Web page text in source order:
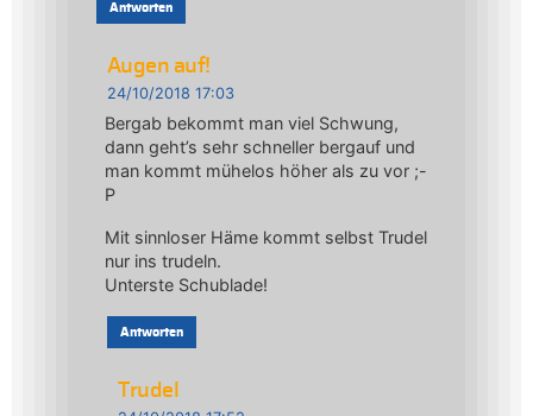
Antworten
Augen auf!
24/10/2018 17:03
Bergab bekommt man viel Schwung,
dann geht’s sehr schneller bergauf und
man kommt mühelos höher als zu vor ;-
P
Mit sinnloser Häme kommt selbst Trudel
nur ins trudeln.
Unterste Schublade!
Antworten
Trudel